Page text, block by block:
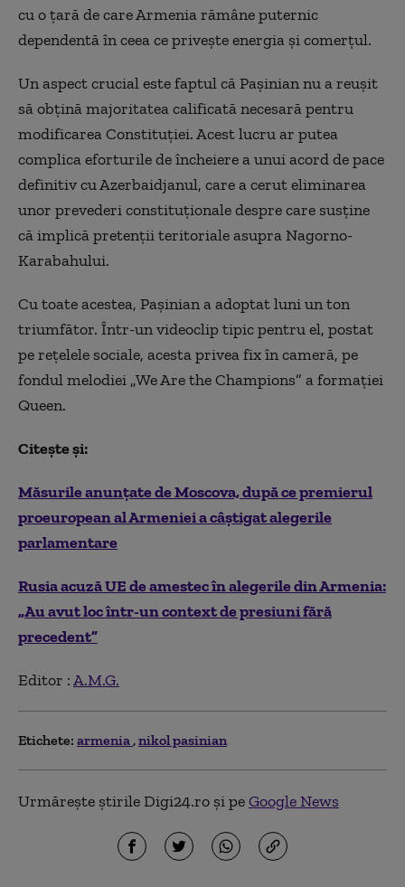
cu o țară de care Armenia rămâne puternic
dependentă în ceea ce privește energia și comerțul.
Un aspect crucial este faptul că Pașinian nu a reușit
să obțină majoritatea calificată necesară pentru
modificarea Constituției. Acest lucru ar putea
complica eforturile de încheiere a unui acord de pace
definitiv cu Azerbaidjanul, care a cerut eliminarea
unor prevederi constituționale despre care susține
că implică pretenții teritoriale asupra Nagorno-
Karabahului.
Cu toate acestea, Pașinian a adoptat luni un ton
triumfător. Într-un videoclip tipic pentru el, postat
pe rețelele sociale, acesta privea fix în cameră, pe
fondul melodiei „We Are the Champions” a formației
Queen.
Citește și:
Măsurile anunțate de Moscova, după ce premierul
proeuropean al Armeniei a câștigat alegerile
parlamentare
Rusia acuză UE de amestec în alegerile din Armenia:
„Au avut loc într-un context de presiuni fără
precedent”
Editor :A.M.G.
Etichete: armenia nikol pasinian
Urmărește știrile Digi24.ro și peGoogle News